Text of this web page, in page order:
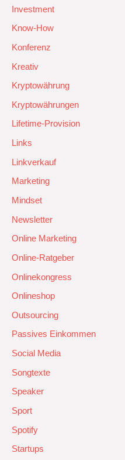
Investment
Know-How
Konferenz
Kreativ
Kryptowährung
Kryptowährungen
Lifetime-Provision
Links
Linkverkauf
Marketing
Mindset
Newsletter
Online Marketing
Online-Ratgeber
Onlinekongress
Onlineshop
Outsourcing
Passives Einkommen
Social Media
Songtexte
Speaker
Sport
Spotify
Startups